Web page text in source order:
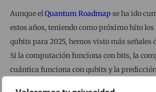
Aunque elQuantum Roadmap se ha ido
estos años, teniendo como próximo hito los
qubits para 2025, hemos visto más señales
Si la computación funciona con bits, la
cuántica funciona con qubits y la